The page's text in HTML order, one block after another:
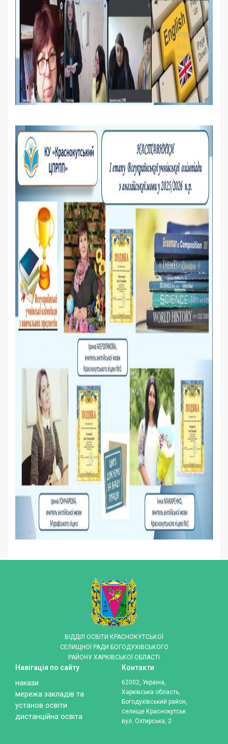
ВІДДІЛ ОСВІТИ КРАСНОКУТСЬКОЇ
СЕЛИЩНОЇ РАДИ БОГОДУХІВСЬКОГО
РАЙОНУ ХАРКІВСЬКОЇ ОБЛАСТІ
Навігація по сайту
накази
мережа закладів та
установ освіти
дистанційна освіта
Контакти
62002, Україна,
Харківська область,
Богодухівський район,
селище Краснокутськ
вул. Охтирська, 2